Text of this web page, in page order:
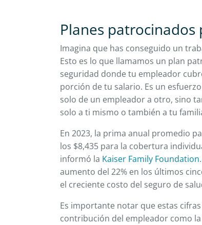
Planes
Imagina que has conseguido un
Esto es lo que llamamos un plan
seguridad donde tu empleador
porción de tu salario. Es un
solo de un empleador a otro, sino
solo a ti mismo o también a tu
En 2023, la prima anual promedio
los $8,435 para la cobertura
informó la Kaiser Family Foundation
aumento del 22% en los últimos
el creciente costo del seguro de
Es importante notar que estas
contribución del empleador como